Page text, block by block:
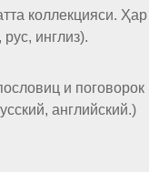
коллекцияси. Ҳар
инглиз).
и поговорок
английский.)